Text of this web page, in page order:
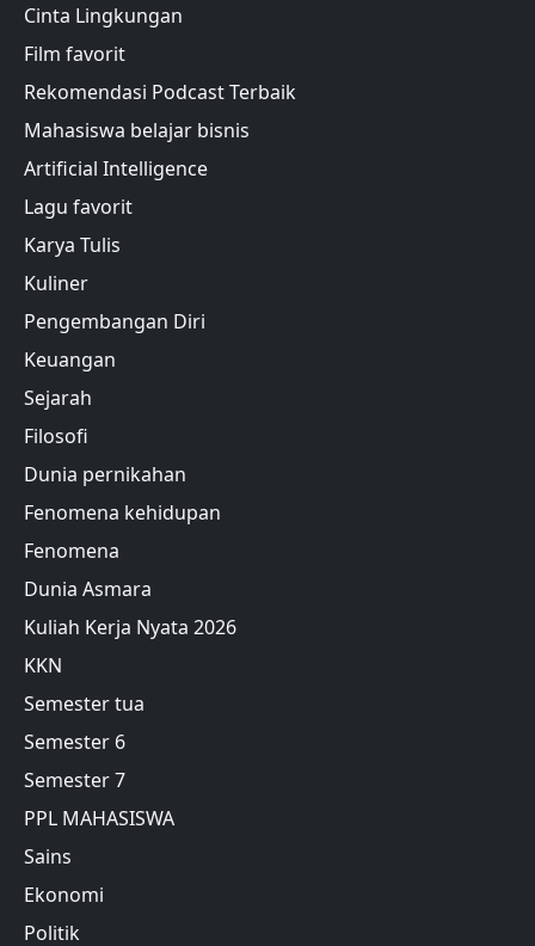
Cinta Lingkungan
Film favorit
Rekomendasi Podcast Terbaik
Mahasiswa belajar bisnis
Artificial Intelligence
Lagu favorit
Karya Tulis
Kuliner
Pengembangan Diri
Keuangan
Sejarah
Filosofi
Dunia pernikahan
Fenomena kehidupan
Fenomena
Dunia Asmara
Kuliah Kerja Nyata 2026
KKN
Semester tua
Semester 6
Semester 7
PPL MAHASISWA
Sains
Ekonomi
Politik